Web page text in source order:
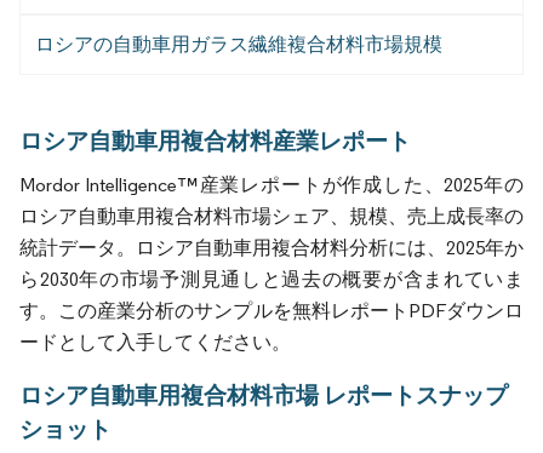
ロシアの自動車用ガラス繊維複合材料市場規模
ロシア自動車用複合材料産業レポート
Mordor Intelligence™産業レポートが作成した、2025年の
ロシア自動車用複合材料市場シェア、規模、売上成長率の
統計データ。ロシア自動車用複合材料分析には、2025年か
ら2030年の市場予測見通しと過去の概要が含まれていま
す。この産業分析のサンプルを無料レポートPDFダウンロ
ードとして入手してください。
ロシア自動車用複合材料市場 レポートスナップ
ショット